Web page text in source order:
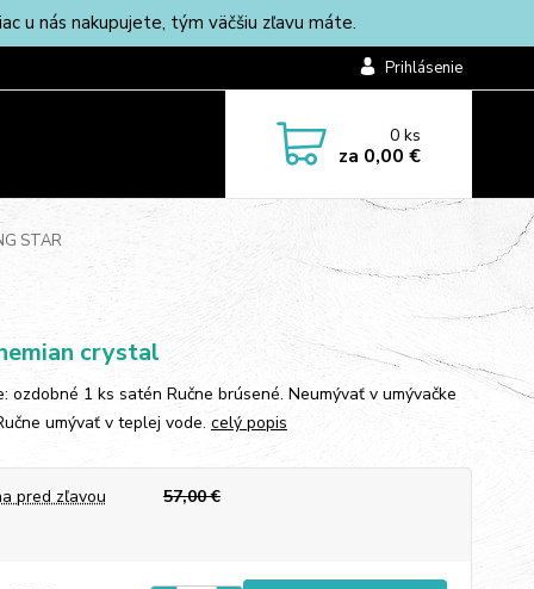
u nás nakupujete, tým väčšiu zľavu máte.
Prihlásenie
0ks
za 0,00 €
STAR
crystal
ozdobné 1 ks satén Ručne brúsené. Neumývať v umývačke
umývať v teplej vode. celý popis
pred zľavou 57,00 €